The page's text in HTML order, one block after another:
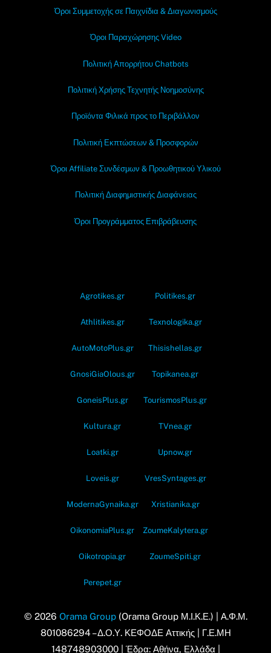
Όροι Συμμετοχής σε Παιχνίδια & Διαγωνισμούς
Όροι Παραχώρησης Video
Πολιτική Απορρήτου Chatbots
Πολιτική Χρήσης Τεχνητής Νοημοσύνης
Προϊόντα Φιλικά προς το Περιβάλλον
Πολιτική Εκπτώσεων & Προσφορών
Όροι Affiliate Συνδέσμων & Προωθητικού Υλικού
Πολιτική Διαφημιστικής Διαφάνειας
Όροι Προγράμματος Επιβράβευσης
Agrotikes.gr Politikes.gr
Athlitikes.gr Texnologika.gr
AutoMotoPlus.gr Thisishellas.gr
GnosiGiaOlous.gr Topikanea.gr
GoneisPlus.gr TourismosPlus.gr
Kultura.gr TVnea.gr
Loatki.gr Upnow.gr
Loveis.gr VresSyntages.gr
ModernaGynaika.gr Xristianika.gr
OikonomiaPlus.gr ZoumeKalytera.gr
Oikotropia.gr ZoumeSpiti.gr
Perepet.gr
© 2026 Orama Group(Orama Group Μ.Ι.Κ.Ε.) | Α.Φ.Μ.
801086294 – Δ.Ο.Υ. ΚΕΦΟΔΕ Αττικής | Γ.Ε.ΜΗ
148748903000 | Έδρα: Αθήνα, Ελλάδα |